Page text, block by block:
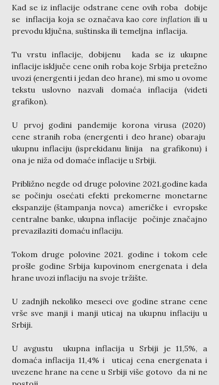
Kad se iz inflacije odstrane cene ovih roba dobije
se inflacija koja se označava kaocore inflationili u
prevodu ključna, suštinska ili temeljna inflacija.
Tu vrstu inflacije, dobijenu kada se iz ukupne
inflacije isključe cene onih roba koje Srbija pretežno
uvozi (energenti i jedan deo hrane), mi smo u ovome
tekstu uslovno nazvali domaća inflacija (videti
grafikon).
U prvoj godini pandemije korona virusa (2020)
cene stranih roba (energenti i deo hrane) obaraju
ukupnu inflaciju (isprekidanu linija na grafikonu) i
ona je niža od domaće inflacije u Srbiji.
Približno negde od druge polovine 2021.godine kada
se počinju osećati efekti prekomerne monetarne
ekspanzije (štampanja novca) američke i evropske
centralne banke, ukupna inflacije počinje značajno
prevazilaziti domaću inflaciju.
Tokom druge polovine 2021. godine i tokom cele
prošle godine Srbija kupovinom energenata i dela
hrane uvozi inflaciju na svoje tržište.
U zadnjih nekoliko meseci ove godine strane cene
vrše sve manji i manji uticaj na ukupnu inflaciju u
Srbiji.
U avgustu ukupna inflacija u Srbiji je 11,5%, a
domaća inflacija 11,4% i uticaj cena energenata i
uvezene hrane na cene u Srbiji više gotovo da ni ne